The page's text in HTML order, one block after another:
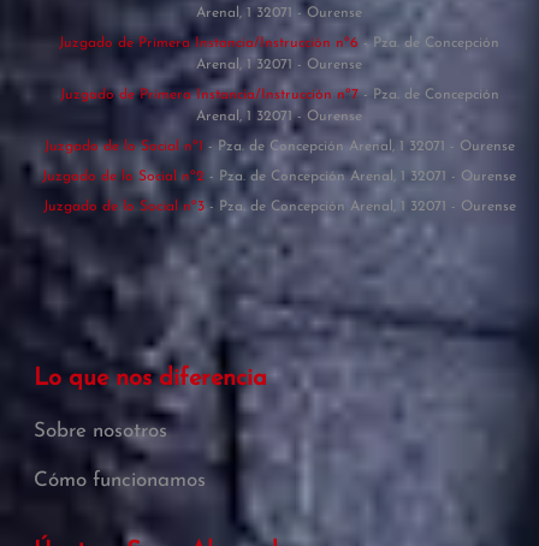
Arenal, 1 32071 - Ourense
Juzgado de Primera Instancia/Instrucción nº6 - Pza. de Concepción
Arenal, 1 32071 - Ourense
Juzgado de Primera Instancia/Instrucción nº7 - Pza. de Concepción
Arenal, 1 32071 - Ourense
Juzgado de lo Social nº1 - Pza. de Concepción Arenal, 1 32071 - Ourense
Juzgado de lo Social nº2 - Pza. de Concepción Arenal, 1 32071 - Ourense
Juzgado de lo Social nº3 - Pza. de Concepción Arenal, 1 32071 - Ourense
Lo que nos diferencia
Sobre nosotros
Cómo funcionamos